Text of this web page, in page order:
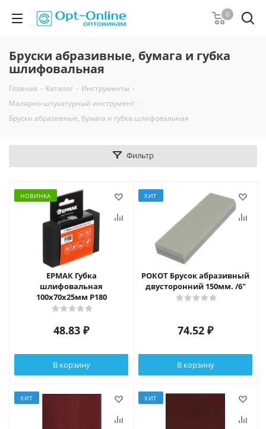
0
Бруски абразивные, бумага и губка
шлифовальная
Главная - Каталог - Инструменты -
Малярно-штукатурный инструмент -
Бруски абразивные, бумага и губка шлифовальная
Фильтр
НОВИНКА
ЕРМАК Губка
шлифовальная
100х70х25мм Р180
48.83 ₽
В корзину
ХИТ
РОКОТ Брусок абразивный
двусторонний 150мм. /6"
74.52 ₽
В корзину
ХИТ ХИТ